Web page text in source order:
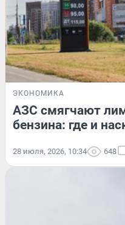
ЭКОНОМИКА
АЗС смягчают
бензина: где и
28 июля, 2026, 10:34 648